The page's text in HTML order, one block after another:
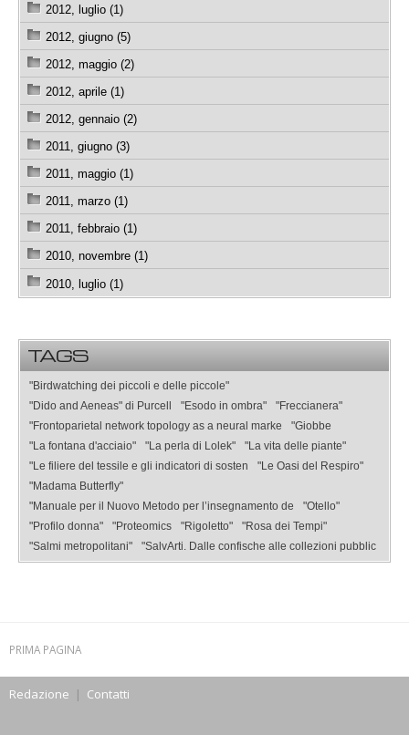
2012, luglio (1)
2012, giugno (5)
2012, maggio (2)
2012, aprile (1)
2012, gennaio (2)
2011, giugno (3)
2011, maggio (1)
2011, marzo (1)
2011, febbraio (1)
2010, novembre (1)
2010, luglio (1)
TAGS
"Birdwatching dei piccoli e delle piccole"
"Dido and Aeneas" di Purcell
"Esodo in ombra"
"Freccianera"
"Frontoparietal network topology as a neural marke
"Giobbe
"La fontana d'acciaio"
"La perla di Lolek"
"La vita delle piante"
"Le filiere del tessile e gli indicatori di sosten
"Le Oasi del Respiro"
"Madama Butterfly"
"Manuale per il Nuovo Metodo per l’insegnamento de
"Otello"
"Profilo donna"
"Proteomics "Rigoletto"
"Rosa dei Tempi"
"Salmi metropolitani"
"SalvArti. Dalle confische alle collezioni pubblic
PRIMA PAGINA
Redazione | Contatti